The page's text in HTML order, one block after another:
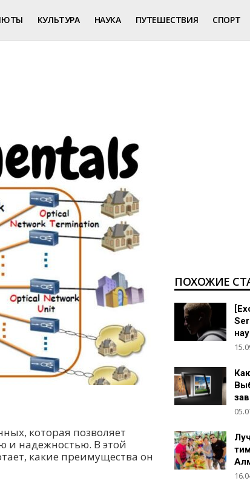
КУЛЬТУРА НАУКА ПУТЕШЕСТВИЯ СПОРТ
которая позволяет
и надежностью. В этой
какие преимущества он
ПОХОЖИЕ